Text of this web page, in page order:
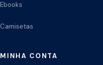
Ebooks
Camisetas
MINHA CONTA